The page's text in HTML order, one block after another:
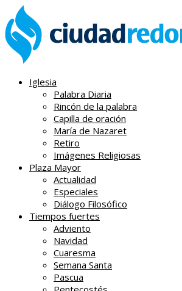
Iglesia
Palabra Diaria
Rincón de la palabra
Capilla de oración
María de Nazaret
Retiro
Imágenes Religiosas
Plaza Mayor
Actualidad
Especiales
Diálogo Filosófico
Tiempos fuertes
Adviento
Navidad
Cuaresma
Semana Santa
Pascua